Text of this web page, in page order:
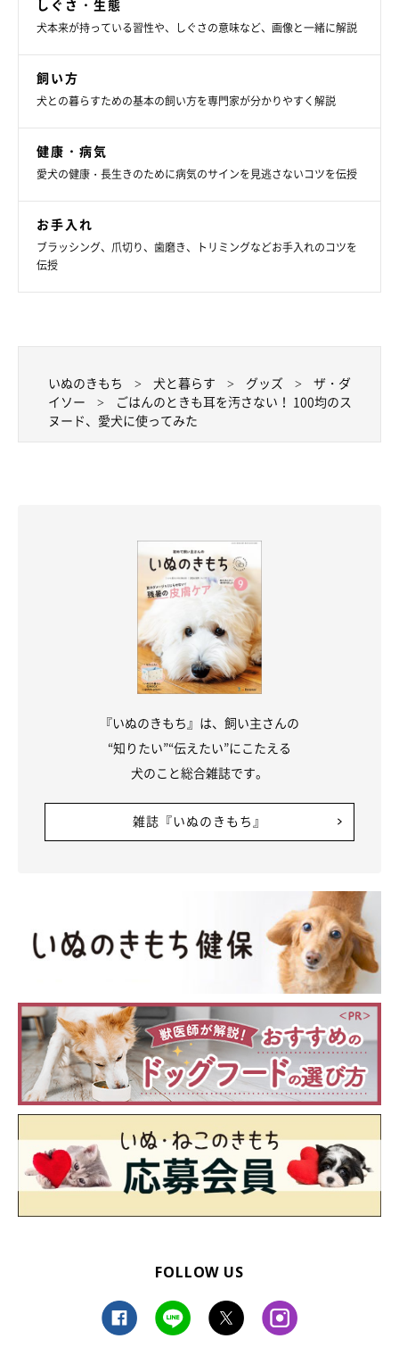
しぐさ・生態
犬本来が持っている習性や、しぐさの意味など、画像と一緒に解説
飼い方
犬との暮らすための基本の飼い方を専門家が分かりやすく解説
健康・病気
愛犬の健康・長生きのために病気のサインを見逃さないコツを伝授
お手入れ
ブラッシング、爪切り、歯磨き、トリミングなどお手入れのコツを
伝授
いぬのきもち 犬と暮らす グッズ
ザ・ダ
イソー
ごはんのときも耳を汚さない！ 100均のス
ヌード、愛犬に使ってみた
『いぬのきもち』は、飼い主さんの
“知りたい”“伝えたい”にこたえる
犬のこと総合雑誌です。
雑誌『いぬのきもち』
FOLLOW US